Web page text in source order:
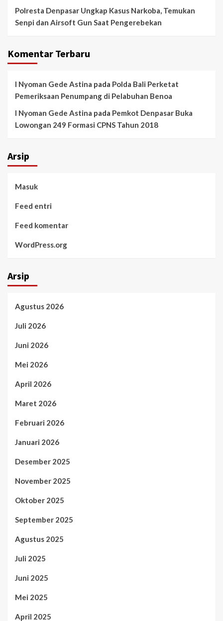
Polresta Denpasar Ungkap Kasus Narkoba, Temukan
Senpi dan Airsoft Gun Saat Pengerebekan
Komentar Terbaru
I Nyoman Gede Astina pada Polda Bali Perketat
Pemeriksaan Penumpang di Pelabuhan Benoa
I Nyoman Gede Astina pada Pemkot Denpasar Buka
Lowongan 249 Formasi CPNS Tahun 2018
Arsip
Masuk
Feed entri
Feed komentar
WordPress.org
Arsip
Agustus 2026
Juli 2026
Juni 2026
Mei 2026
April 2026
Maret 2026
Februari 2026
Januari 2026
Desember 2025
November 2025
Oktober 2025
September 2025
Agustus 2025
Juli 2025
Juni 2025
Mei 2025
April 2025